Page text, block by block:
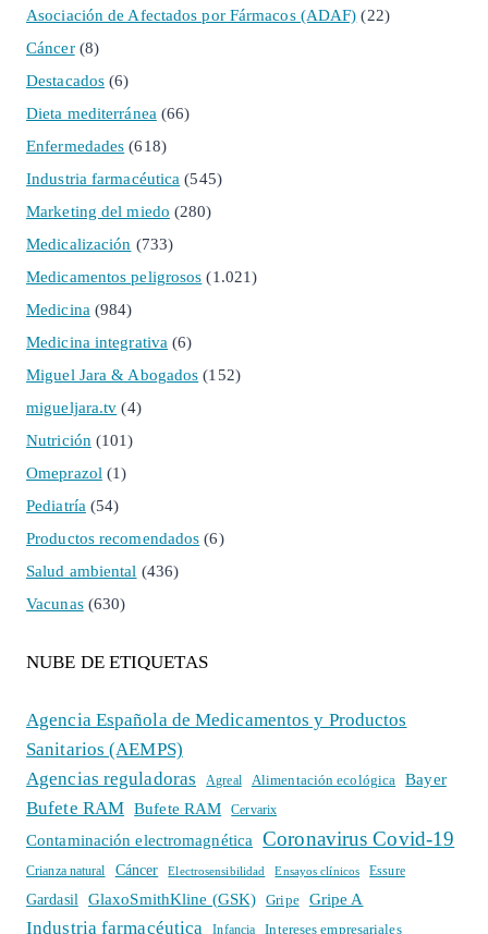
Asociación de Afectados por Fármacos (ADAF) (22)
Cáncer(8)
Destacados (6)
Dieta mediterránea (66)
Enfermedades (618)
Industria farmacéutica (545)
Marketing del miedo (280)
Medicalización (733)
Medicamentos peligrosos (1.021)
Medicina (984)
Medicina integrativa (6)
Miguel Jara & Abogados (152)
migueljara.tv (4)
Nutrición (101)
Omeprazol (1)
Pediatría (54)
Productos recomendados (6)
Salud ambiental (436)
Vacunas(630)
NUBE DE ETIQUETAS
Agencia Española de Medicamentos y Productos
Sanitarios (AEMPS)
Agencias reguladoras
Agreal Alimentación ecológica Bayer
Bufete RAM Bufete RAM Cervarix
Contaminación electromagnética Coronavirus Covid-19
Crianza natural Cáncer Electrosensibilidad Ensayos clínicos Essure
Gardasil GlaxoSmithKline (GSK) Gripe Gripe A
Industria farmacéutica Infancia
Intereses empresariales